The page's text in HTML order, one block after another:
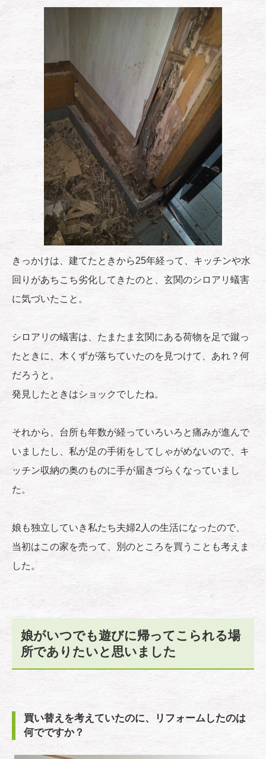
きっかけは、建てたときから25年経って、キッチンや水
回りがあちこち劣化してきたのと、玄関のシロアリ蟻害
に気づいたこと。
シロアリの蟻害は、たまたま玄関にある荷物を足で蹴っ
たときに、木くずが落ちていたのを見つけて、あれ？何
だろうと。
発見したときはショックでしたね。
それから、台所も年数が経っていろいろと痛みが進んで
いましたし、私が足の手術をしてしゃがめないので、キ
ッチン収納の奥のものに手が届きづらくなっていまし
た。
娘も独立していき私たち夫婦2人の生活になったので、
当初はこの家を売って、別のところを買うことも考えま
した。
娘がいつでも遊びに帰ってこられる場
所でありたいと思いました
買い替えを考えていたのに、リフォームしたのは
何でですか？